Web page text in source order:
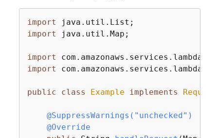
import
import java.util.Map;
import
import
public class Example implements
@SuppressWarnings("unchecked")
@Override